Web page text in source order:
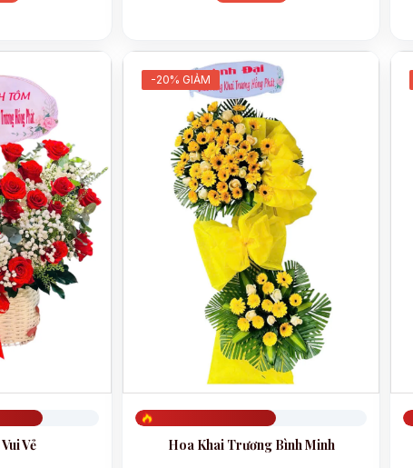
Vẻ
-20% GIẢM
Hoa Khai Trương Bình Minh